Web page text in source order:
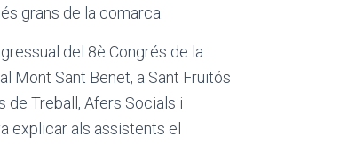
grans de la comarca.
del 8è Congrés de la
Mont Sant Benet, a Sant Fruitós
de Treball, Afers Socials i
explicar als assistents el